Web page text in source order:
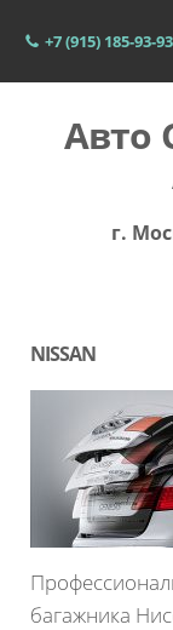
+7 (915) 185-93-93
Авто
г.
NISSAN
багажника